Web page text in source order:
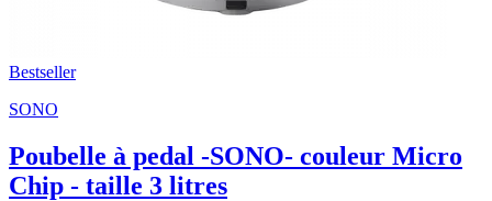
Bestseller
SONO
Poubelle à pedal -SONO- couleur Micro
Chip - taille 3 litres